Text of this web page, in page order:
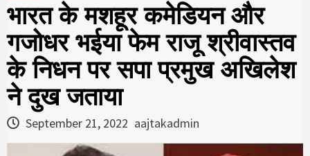
भारत के मशहूर कमेड‍ियन और
गजोधर भईया फेम राजू श्रीवास्‍तव
के न‍िधन पर सपा प्रमुख अख‍िलेश
ने दुख जताया
September 21, 2022 aajtakadmin